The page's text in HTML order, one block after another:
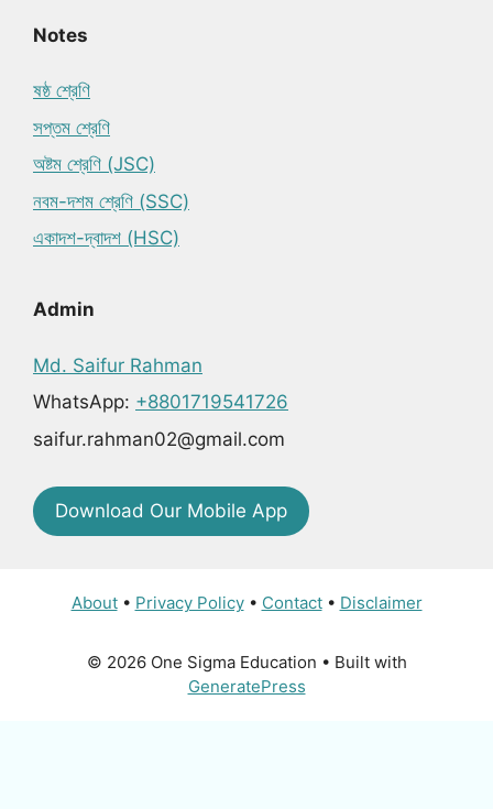
Notes
ষষ্ঠ শ্রেণি
সপ্তম শ্রেণি
অষ্টম শ্রেণি (JSC)
নবম-দশম শ্রেণি (SSC)
একাদশ-দ্বাদশ (HSC)
Admin
Md. Saifur Rahman
WhatsApp: +8801719541726
saifur.rahman02@gmail.com
Download Our Mobile App
About• Privacy Policy• Contact• Disclaimer
© 2026 One Sigma Education • Built with
GeneratePress